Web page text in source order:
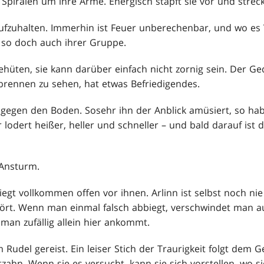
Immerhin ist Feuer unberechenbar, und wo es
doch auch ihrer Gruppe.
sie kann darüber einfach nicht zornig sein. Der
zu sehen, hat etwas Befriedigendes.
den Boden. Sosehr ihn der Anblick amüsiert, so
lodert heißer, heller und schneller – und bald darauf ist
vollkommen offen vor ihnen. Arlinn ist selbst noch
Wenn man einmal falsch abbiegt, verschwindet man
zufällig allein hier ankommt.
gereist. Ein leiser Stich der Traurigkeit folgt dem